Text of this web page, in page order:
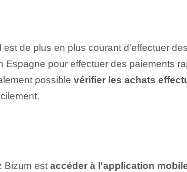
de plus en plus courant d'effectuer
pour effectuer des paiements
possible vérifier les achats
Bizum est accéder à l'application